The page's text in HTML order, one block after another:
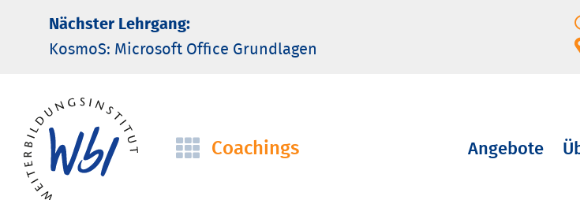
Nächster Lehrgang:
KosmoS: Microsoft Office Grund­lagen
Navigation
Coachings
Navigation
Angebote